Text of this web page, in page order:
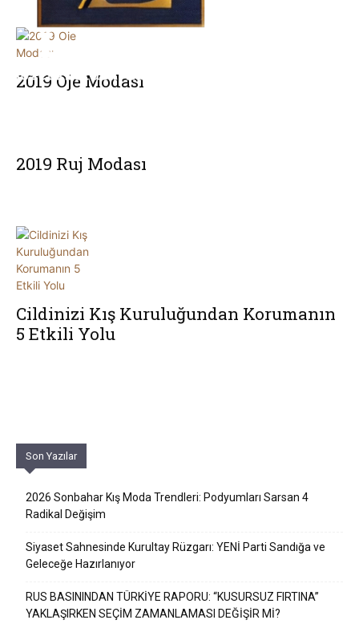
2019 Oje Modası
2019 Ruj Modası
Cildinizi Kış Kuruluğundan Korumanın
5 Etkili Yolu
Son Yazılar
2026 Sonbahar Kış Moda Trendleri: Podyumları Sarsan 4
Radikal Değişim
Siyaset Sahnesinde Kurultay Rüzgarı: YENİ Parti Sandığa ve
Geleceğe Hazırlanıyor
RUS BASININDAN TÜRKİYE RAPORU: “KUSURSUZ FIRTINA”
YAKLAŞIRKEN SEÇİM ZAMANLAMASI DEĞİŞİR Mİ?